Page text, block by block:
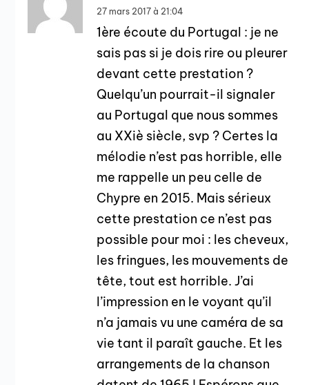
27 mars 2017 à 21:04
1ère écoute du Portugal : je ne
sais pas si je dois rire ou pleurer
devant cette prestation ?
Quelqu’un pourrait-il signaler
au Portugal que nous sommes
au XXiè siècle, svp ? Certes la
mélodie n’est pas horrible, elle
me rappelle un peu celle de
Chypre en 2015. Mais sérieux
cette prestation ce n’est pas
possible pour moi : les cheveux,
les fringues, les mouvements de
tête, tout est horrible. J’ai
l’impression en le voyant qu’il
n’a jamais vu une caméra de sa
vie tant il paraît gauche. Et les
arrangements de la chanson